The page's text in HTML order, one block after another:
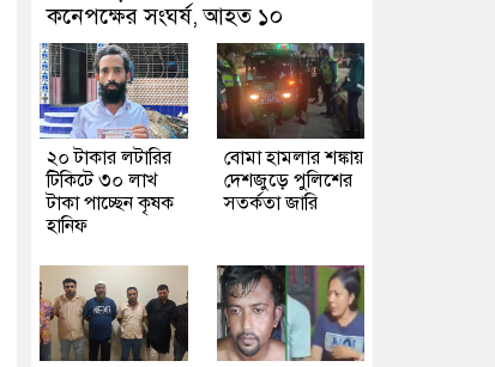
কনেপক্ষের সংঘর্ষ, আহত ১০
২০ টাকার লটারির
টিকিটে ৩০ লাখ
টাকা পাচ্ছেন কৃষক
হানিফ
বোমা হামলার শঙ্কায়
দেশজুড়ে পুলিশের
সতর্কতা জারি